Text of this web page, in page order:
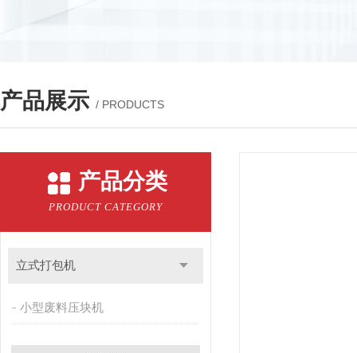
产品展示 / PRODUCTS
产品分类
PRODUCT CATEGORY
立式打包机
小型废料压块机